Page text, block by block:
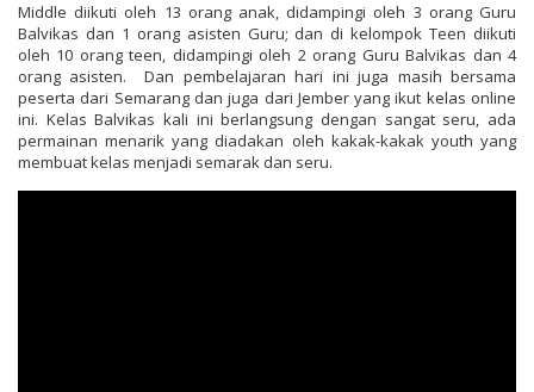
Middle diikuti oleh 13 orang anak, didampingi oleh 3 orang Guru
Balvikas dan 1 orang asisten Guru; dan di kelompok Teen diikuti
oleh 10 orang teen, didampingi oleh 2 orang Guru Balvikas dan 4
orang asisten. Dan pembelajaran hari ini juga masih bersama
peserta dari Semarang dan juga dari Jember yang ikut kelas online
ini. Kelas Balvikas kali ini berlangsung dengan sangat seru, ada
permainan menarik yang diadakan oleh kakak-kakak youth yang
membuat kelas menjadi semarak dan seru.